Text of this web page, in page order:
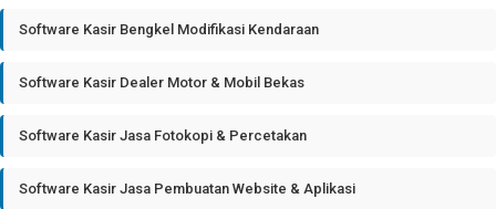
Software Kasir Bengkel Modifikasi Kendaraan
Software Kasir Dealer Motor & Mobil Bekas
Software Kasir Jasa Fotokopi & Percetakan
Software Kasir Jasa Pembuatan Website & Aplikasi